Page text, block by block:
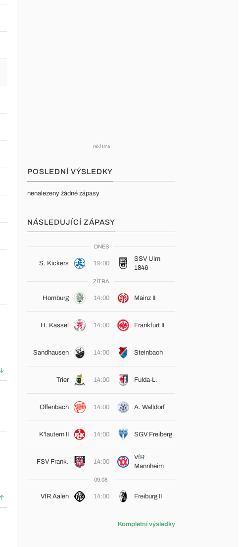
POSLEDNÍ VÝSLEDKY
nenalezeny žádné zápasy
NÁSLEDUJÍCÍ ZÁPASY
DNES
S. Kickers 19:00
SSV Ulm
1846
ZÍTRA
Homburg 14:00 Mainz II
H. Kassel 14:00 Frankfurt II
Sandhausen 14:00 Steinbach
Trier 14:00 Fulda-L.
Offenbach 14:00 A. Walldorf
K'lautern II 14:00 SGV Freiberg
FSV Frank. 14:00
VfR
Mannheim
09.08.
VfR Aalen 14:00 Freiburg II
Kompletní výsledky